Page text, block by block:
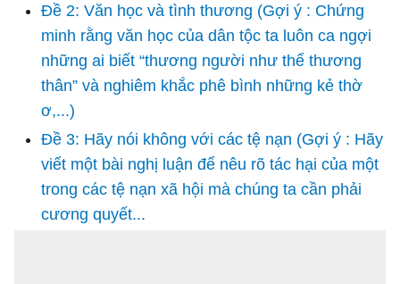
Đề 2: Văn học và tình thương (Gợi ý : Chứng
minh rằng văn học của dân tộc ta luôn ca ngợi
những ai biết “thương người như thể thương
thân” và nghiêm khắc phê bình những kẻ thờ
ơ,...)
Đề 3: Hãy nói không với các tệ nạn (Gợi ý : Hãy
viết một bài nghị luận để nêu rõ tác hại của một
trong các tệ nạn xã hội mà chúng ta cần phải
cương quyết...